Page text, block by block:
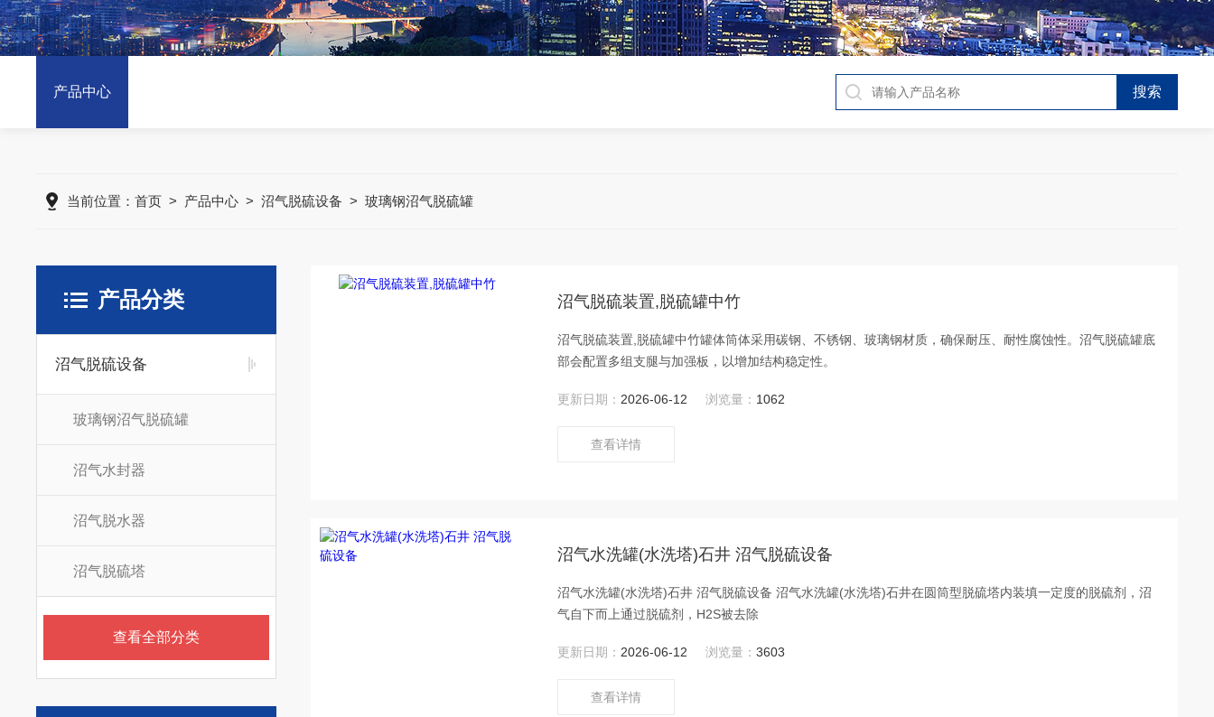
产品中心
当前位置：首页 > 产品中心 >沼气脱硫设备 >玻璃钢沼气脱硫罐
产品分类
沼气脱硫设备
玻璃钢沼气脱硫罐
沼气水封器
沼气脱水器
沼气脱硫塔
查看全部分类
沼气脱硫装置,脱硫罐中竹
沼气脱硫装置,脱硫罐中竹罐体筒体采用碳钢、不锈钢、玻璃钢材质，确保耐压、耐性腐蚀性。沼气脱硫罐底
部会配置多组支腿与加强板，以增加结构稳定性。
更新日期： 2026-06-12 浏览量： 1062
查看详情
沼气水洗罐(水洗塔)石井 沼气脱硫设备
沼气水洗罐(水洗塔)石井 沼气脱硫设备 沼气水洗罐(水洗塔)石井在圆筒型脱硫塔内装填一定度的脱硫剂，沼
气自下而上通过脱硫剂，H2S被去除
更新日期： 2026-06-12 浏览量：3603
查看详情